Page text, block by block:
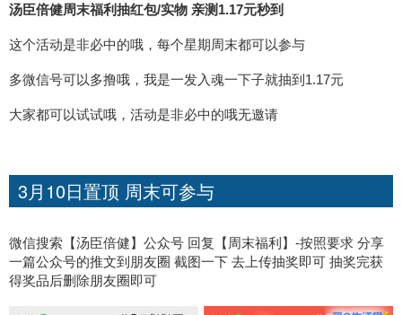
汤臣倍健周末福利抽红包/实物 亲测1.17元秒到
这个活动是非必中的哦，每个星期周末都可以参与
多微信号可以多撸哦，我是一发入魂一下子就抽到1.17元
大家都可以试试哦，活动是非必中的哦无邀请
3月10日置顶 周末可参与
微信搜索【汤臣倍健】公众号 回复【周末福利】-按照要求 分享
一篇公众号的推文到朋友圈 截图一下 去上传抽奖即可 抽奖完获
得奖品后删除朋友圈即可